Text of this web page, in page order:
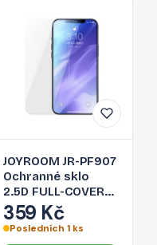
JOYROOM JR-PF907
Ochranné sklo
2.5D FULL-COVER
0.33mm pro
iPhone 13 Mini, čiré
359 Kč
Posledních 1 ks